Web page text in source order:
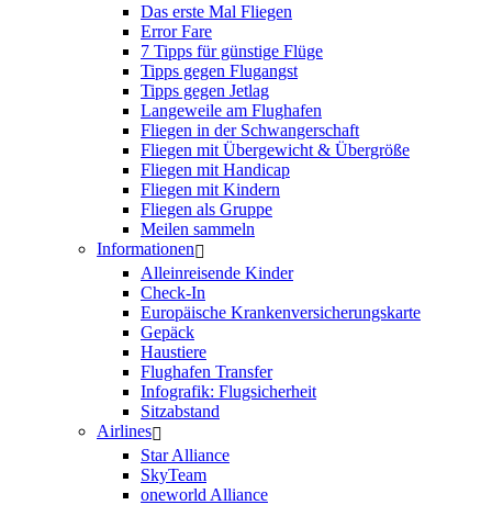
Das erste Mal Fliegen
Error Fare
7 Tipps für günstige Flüge
Tipps gegen Flugangst
Tipps gegen Jetlag
Langeweile am Flughafen
Fliegen in der Schwangerschaft
Fliegen mit Übergewicht & Übergröße
Fliegen mit Handicap
Fliegen mit Kindern
Fliegen als Gruppe
Meilen sammeln
Informationen
Alleinreisende Kinder
Check-In
Europäische Krankenversicherungskarte
Gepäck
Haustiere
Flughafen Transfer
Infografik: Flugsicherheit
Sitzabstand
Airlines
Star Alliance
SkyTeam
oneworld Alliance